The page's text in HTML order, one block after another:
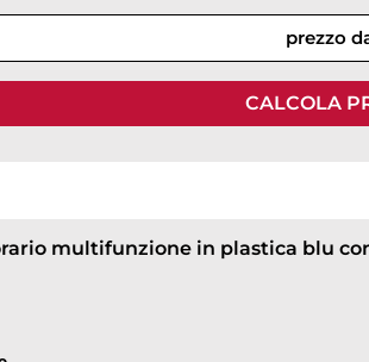
prezzo
CALCOLA